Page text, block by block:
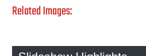
Related Images: